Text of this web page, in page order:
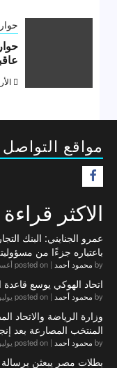
الأربعاء,
مواقع
الاكثر قراءة
عمرو الجنايني: البنك
باعتباره جزءًا من
by محمود أحمد | posted on أغسطس 5, 2026
اتحاد الهوكي يوسع
by محمود أحمد | posted on يوليو 24, 2026
وزارة الرياضة والاتحاد
المنتخب المصارعة بعد
by محمود أحمد | posted on يوليو 30, 2026
بطلات مصر يبعثن برسالة